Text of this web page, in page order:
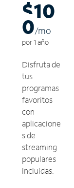
$10
0/mo
por 1 año
Disfruta de
tus
programas
favoritos
con
aplicacione
s de
streaming
populares
incluidas.